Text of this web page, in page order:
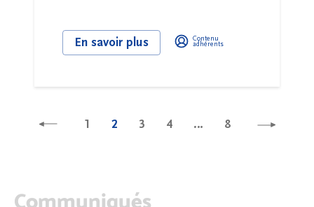
En savoir plus Contenu
adhérents
1 2 3 4 … 8
Communiqués